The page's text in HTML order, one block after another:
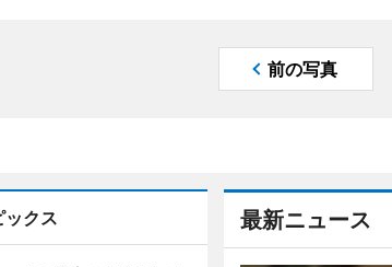
前の写真
最新ニュース
ックス